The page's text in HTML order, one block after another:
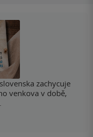
zachycuje
venkova v době,